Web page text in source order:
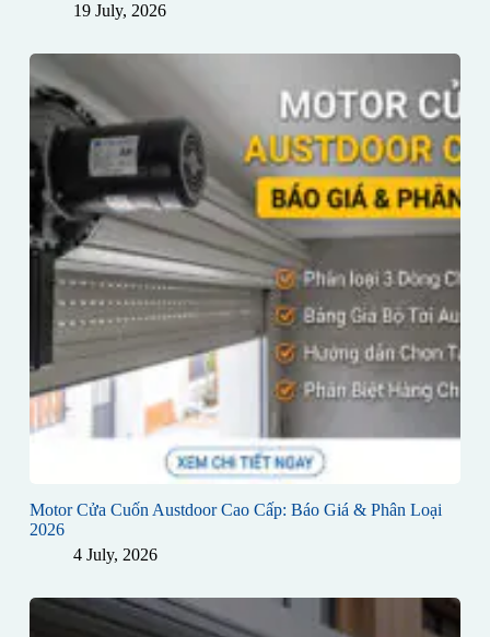
19 July, 2026
Motor Cửa Cuốn Austdoor Cao Cấp: Báo Giá & Phân Loại
2026
4 July, 2026